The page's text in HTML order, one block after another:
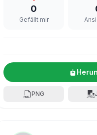
0
Gefällt mir
PNG